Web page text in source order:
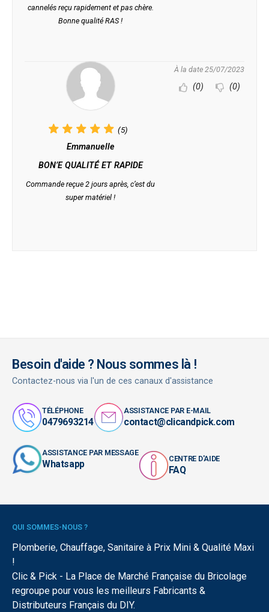
cannelés reçu rapidement et pas chère.
Bonne qualité RAS !
(5)
Emmanuelle
BON’E QUALITÉ ET RAPIDE
Commande reçue 2 jours après, c’est du
super matériel !
À la date 25/07/2023
(0) (0)
Besoin d'aide ? Nous sommes là !
Contactez-nous via l'un de ces canaux d'assistance
TÉLÉPHONE
0479693214
ASSISTANCE PAR E-MAIL
contact@clicandpick.com
ASSISTANCE PAR MESSAGE
Whatsapp CENTRE D'AIDE
FAQ
QUI SOMMES-NOUS ?
Plomberie, Chauffage, Sanitaire à Prix Mini & Qualité Maxi
!
Clic & Pick - La Place de Marché Française du Bricolage
regroupe pour vous les meilleurs Fabricants &
Distributeurs Français du DIY.